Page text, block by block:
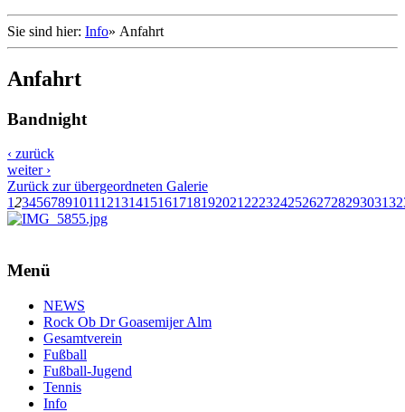
Sie sind hier: Info» Anfahrt
Anfahrt
Bandnight
‹ zurück
weiter ›
Zurück zur übergeordneten Galerie
123456789101112131415161718192021 2223242526272829303132
Menü
NEWS
Rock Ob Dr Goasemijer Alm
Gesamtverein
Fußball
Fußball-Jugend
Tennis
Info